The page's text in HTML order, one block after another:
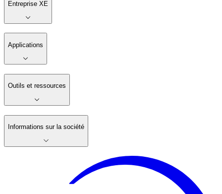
Entreprise XE
Applications
Outils et ressources
Informations sur la société